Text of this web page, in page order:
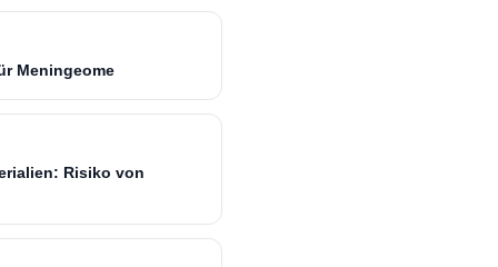
Meningeome
Risiko von